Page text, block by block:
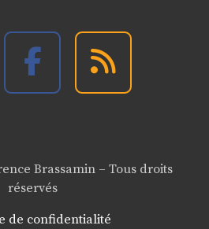
Brassamin – Tous droits
réservés
de confidentialité